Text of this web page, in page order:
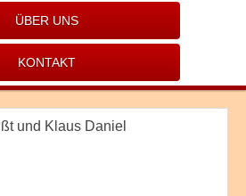
ÜBER UNS
KONTAKT